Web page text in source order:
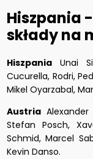
Hiszpania
składy na
Hiszpania Unai
Cucurella, Rodri,
Mikel Oyarzabal,
Austria
Stefan Posch,
Schmid, Marcel
Kevin Danso.